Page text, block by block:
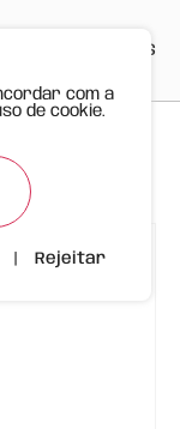
ES
com a
de cookie.
Rejeitar